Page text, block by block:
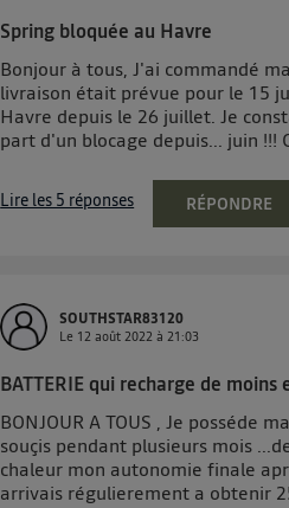
Spring bloquée au Havre
Bonjour à tous, J'ai commandé
livraison était prévue pour le 15
Havre depuis le 26 juillet. Je
part d'un blocage depuis... juin !!!
Lire les 5 réponses RÉPONDRE
SOUTHSTAR83120
Le 12 août 2022 à21:03
BATTERIE qui recharge de moins
BONJOUR A TOUS , Je posséde
souçis pendant plusieurs mois
chaleur mon autonomie finale
arrivais régulierement a obtenir